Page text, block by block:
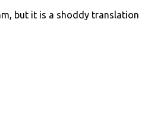
but it is a shoddy translation